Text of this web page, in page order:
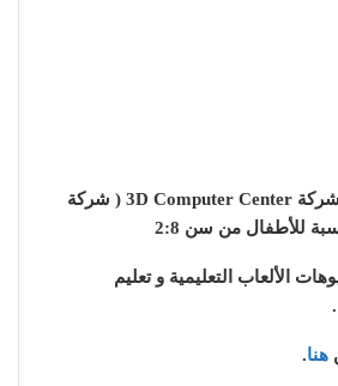
وهى القناة الرسمية لشركة 3D Computer Center ( شركة
للأطفال من سن 2:8
الألعاب التعليمية و تعليم
هنا.